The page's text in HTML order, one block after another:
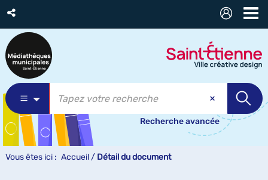
Recherche avancée
Vous êtes ici : Accueil / Détail du document